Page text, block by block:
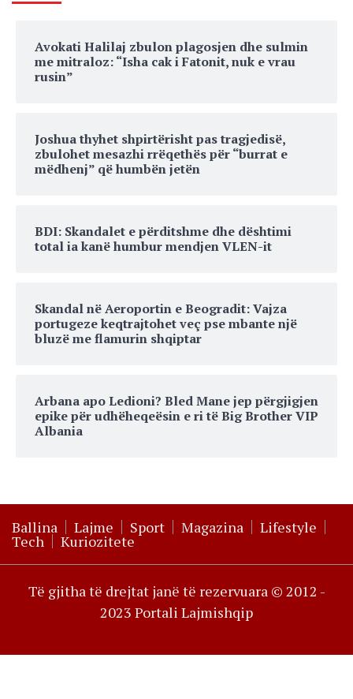
Avokati Halilaj zbulon plagosjen dhe sulmin
me mitraloz: “Isha cak i Fatonit, nuk e vrau
rusin”
Joshua thyhet shpirtërisht pas tragjedisë,
zbulohet mesazhi rrëqethës për “burrat e
mëdhenj” që humbën jetën
BDI: Skandalet e përditshme dhe dështimi
total ia kanë humbur mendjen VLEN-it
Skandal në Aeroportin e Beogradit: Vajza
portugeze keqtrajtohet veç pse mbante një
bluzë me flamurin shqiptar
Arbana apo Ledioni? Bled Mane jep përgjigjen
epike për udhëheqeësin e ri të Big Brother VIP
Albania
Ballina Lajme Sport Magazina Lifestyle
Tech Kuriozitete
Të gjitha të drejtat janë të rezervuara © 2012 -
2023 Portali Lajmishqip